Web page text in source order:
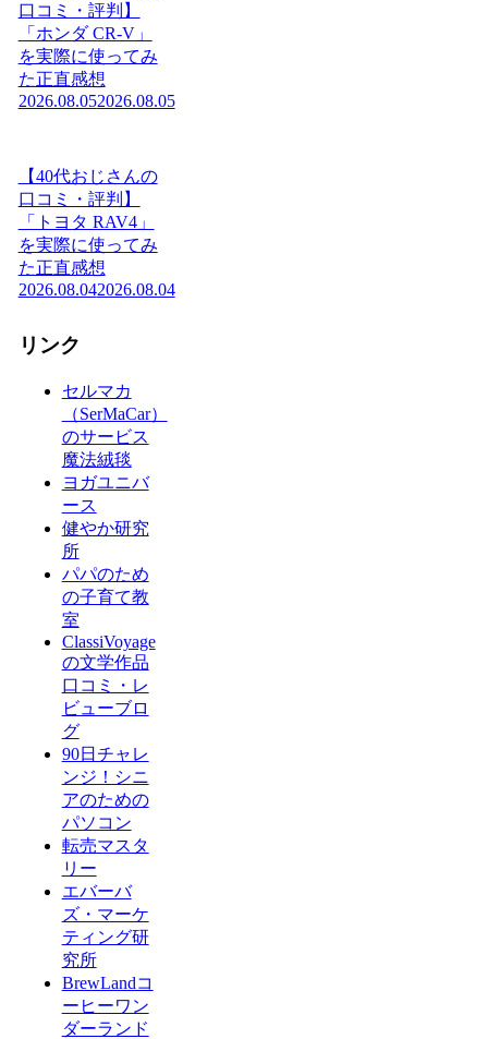
口コミ・評判】
「ホンダ CR-V」
を実際に使ってみ
た正直感想
2026.08.052026.08.05
【40代おじさんの
口コミ・評判】
「トヨタ RAV4」
を実際に使ってみ
た正直感想
2026.08.042026.08.04
リンク
セルマカ
（SerMaCar）
のサービス
魔法絨毯
ヨガユニバ
ース
健やか研究
所
パパのため
の子育て教
室
ClassiVoyage
の文学作品
口コミ・レ
ビューブロ
グ
90日チャレ
ンジ！シニ
アのための
パソコン
転売マスタ
リー
エバーバ
ズ・マーケ
ティング研
究所
BrewLandコ
ーヒーワン
ダーランド